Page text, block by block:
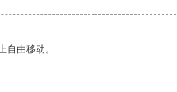
由移动。